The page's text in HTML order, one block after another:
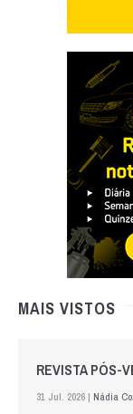
MAIS VISTOS
REVISTA PÓS-
31 Jul. 2026 | Nádia